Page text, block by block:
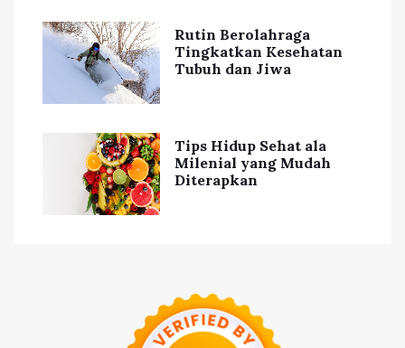
Rutin Berolahraga
Tingkatkan Kesehatan
Tubuh dan Jiwa
Tips Hidup Sehat ala
Milenial yang Mudah
Diterapkan